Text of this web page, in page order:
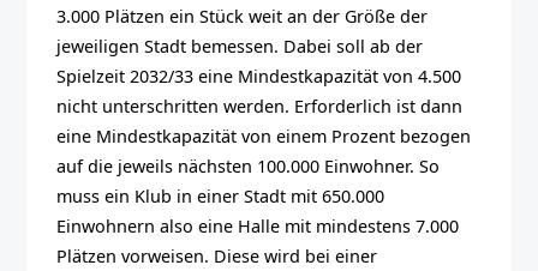
3.000 Plätzen ein Stück weit an der Größe der
jeweiligen Stadt bemessen. Dabei soll ab der
Spielzeit 2032/33 eine Mindestkapazität von 4.500
nicht unterschritten werden. Erforderlich ist dann
eine Mindestkapazität von einem Prozent bezogen
auf die jeweils nächsten 100.000 Einwohner. So
muss ein Klub in einer Stadt mit 650.000
Einwohnern also eine Halle mit mindestens 7.000
Plätzen vorweisen. Diese wird bei einer